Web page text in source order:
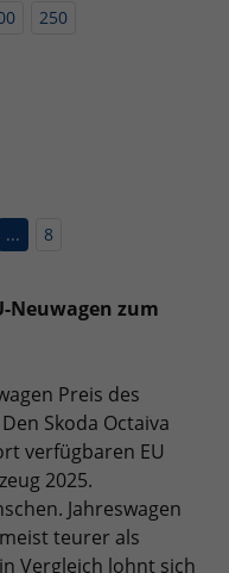
250
... 8
Neuwagen zum
Preis des
Skoda Octaiva
verfügbaren EU
2025.
Jahreswagen
teurer als
Vergleich lohnt sich